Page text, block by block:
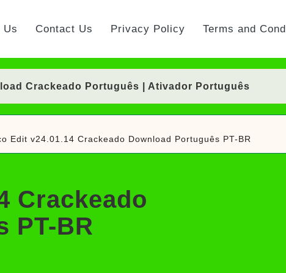
Us Contact Us Privacy Policy Terms and
Crackeado Português | Ativador Português
Crackeado 64 Bits Português Grátis | Ativador
Download Crackeado 64 Bits Grátis | Ativador
Português Mac/Win | Ativador Português
Português Crackeado 64 Bits | Ativador Crackeado
Edit v24.01.14 Crackeado Download Português PT-BR
Crackeado
PT-BR